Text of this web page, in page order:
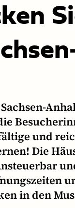
und
Die
in den